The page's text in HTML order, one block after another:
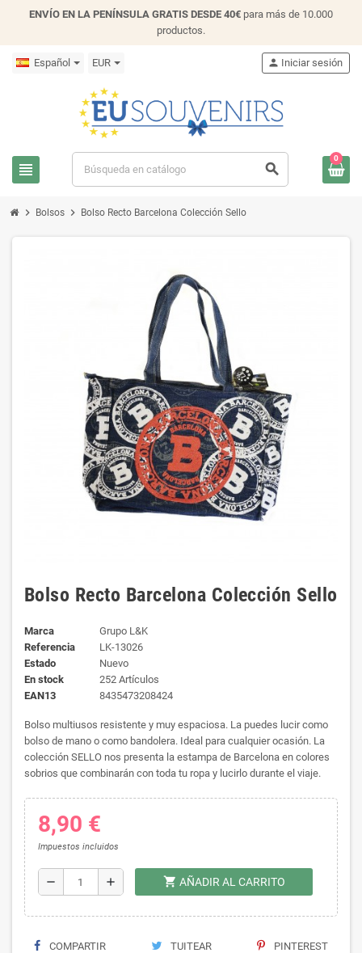
ENVÍO EN LA PENÍNSULA GRATIS DESDE 40€ para más de 10.000
productos.
Español EUR
view_headline search
person Iniciar sesión
0
chevron_right Bolsos chevron_right Bolso Recto Barcelona Colección Sello
Bolso Recto Barcelona Colección Sello
Marca
Grupo L&K
Referencia
LK-13026
Estado
Nuevo
En stock
252 Artículos
EAN13
8435473208424
Bolso multiusos resistente y muy espaciosa. La puedes lucir como
bolso de mano o como bandolera. Ideal para cualquier ocasión. La
colección SELLO nos presenta la estampa de Barcelona en colores
sobrios que combinarán con toda tu ropa y lucirlo durante el viaje.
8,90 €
Impuestos incluidos
remove add shopping_cart AÑADIR AL CARRITO
COMPARTIR TUITEAR PINTEREST